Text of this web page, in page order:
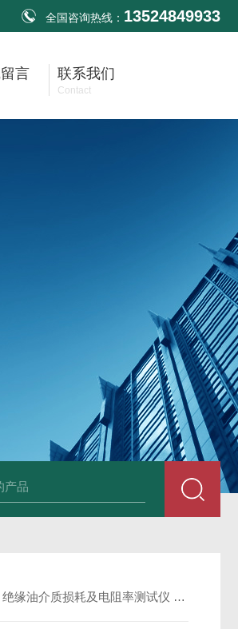
全国咨询热线： 13524849933
言 联系我们
Contact
SLB-II全自动变比测试仪 BY2672数字兆欧表
绝缘油介质损耗及电阻率测试仪